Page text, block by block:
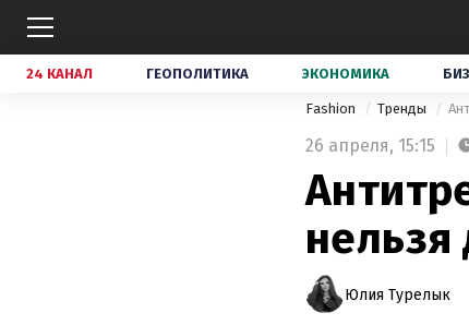
24 КАНАЛ ГЕОПОЛИТИКА ЭКОНОМИКА
Fashion Тренды
26 апреля, 15:15
нельзя
Юлия Турелык